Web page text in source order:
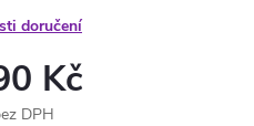
doručení
Kč
DPH